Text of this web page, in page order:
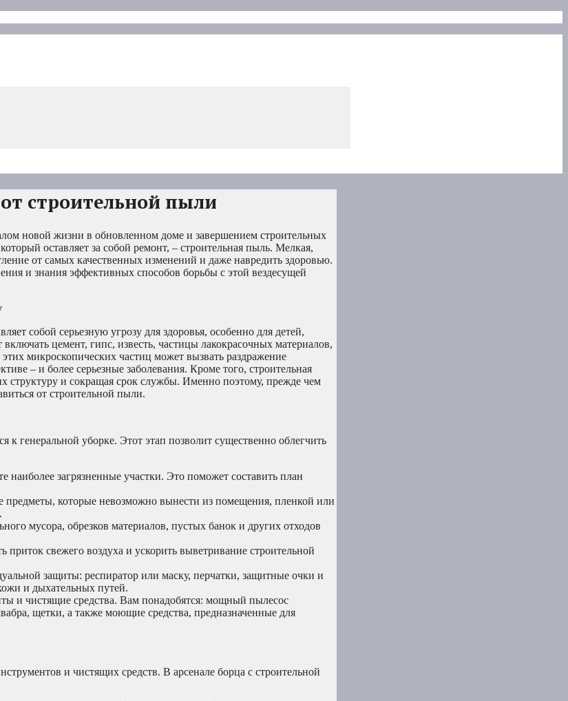
строительной пыли
новой жизни в обновленном доме и завершением строительных
оставляет за собой ремонт, – строительная пыль. Мелкая,
от самых качественных изменений и даже навредить здоровью.
и знания эффективных способов борьбы с этой вездесущей
собой серьезную угрозу для здоровья, особенно для детей,
цемент, гипс, известь, частицы лакокрасочных материалов,
микроскопических частиц может вызвать раздражение
– и более серьезные заболевания. Кроме того, строительная
структуру и сокращая срок службы. Именно поэтому, прежде чем
от строительной пыли.
генеральной уборке. Этот этап позволит существенно облегчить
наиболее загрязненные участки. Это поможет составить план
предметы, которые невозможно вынести из помещения, пленкой или
мусора, обрезков материалов, пустых банок и других отходов
приток свежего воздуха и ускорить выветривание строительной
защиты: респиратор или маску, перчатки, защитные очки и
и дыхательных путей.
и чистящие средства. Вам понадобятся: мощный пылесос
щетки, а также моющие средства, предназначенные для
и чистящих средств. В арсенале борца с строительной